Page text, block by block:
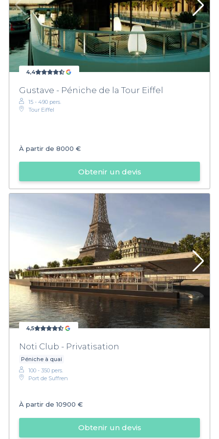
4,4
Gustave - Péniche de la Tour Eiffel
15 - 490 pers.
Tour Eiffel
À partir de 8000 €
Obtenir un devis
4,5
Noti Club - Privatisation
Péniche à quai
100 - 350 pers.
Port de Suffren
À partir de10900 €
Obtenir un devis